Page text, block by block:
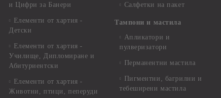
и Цифри за Банери
Елементи от хартия -
Детски
Елементи от хартия -
Училище, Дипломиране и
Абитуриентски
Елементи от хартия -
Животни, птици, пеперуди
Салфетки на пакет
Тампони и мастила
Апликатори и
пулверизатори
Перманентни мастила
Пигментни, багрилни и
тебеширени мастила